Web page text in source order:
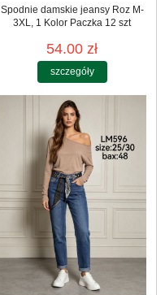
Spodnie damskie jeansy Roz M-
3XL, 1 Kolor Paczka 12 szt
54.00 zł
szczegóły